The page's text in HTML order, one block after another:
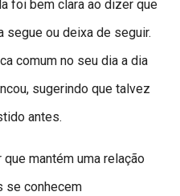
foi bem clara ao dizer que
segue ou deixa de seguir.
comum no seu dia a dia
sugerindo que talvez
antes.
mantém uma relação
se conhecem